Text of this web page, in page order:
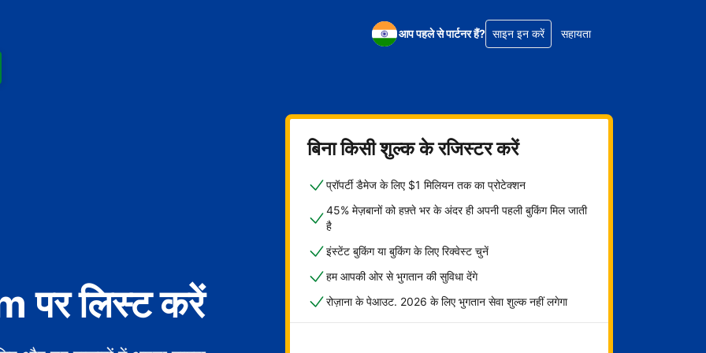
आप पहले से पार्टनर हैं? साइन इन करें सहायता
पर लिस्ट करें
बिना किसी शुल्क के रजिस्टर करें
प्रॉपर्टी डैमेज के लिए $1 मिलियन तक का प्रोटेक्शन
45% मेज़बानों को हफ़्ते भर के अंदर ही अपनी पहली बुकिंग मिल जाती
है
इंस्टेंट बुकिंग या बुकिंग के लिए रिक्वेस्ट चुनें
हम आपकी ओर से भुगतान की सुविधा देंगे
रोज़ाना के पेआउट. 2026 के लिए भुगतान सेवा शुल्क नहीं लगेगा